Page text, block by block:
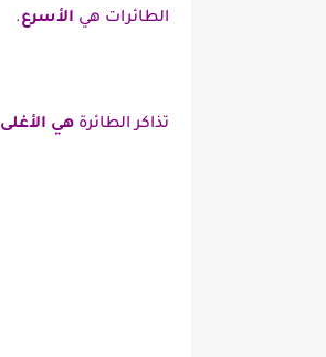
الطائرات هي الأسرع.
تذاكر الطائرة هي الأغلى